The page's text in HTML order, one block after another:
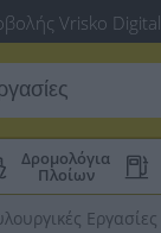
Vrisko Digital
Δρομολόγια
Πλοίων
Εργασίες